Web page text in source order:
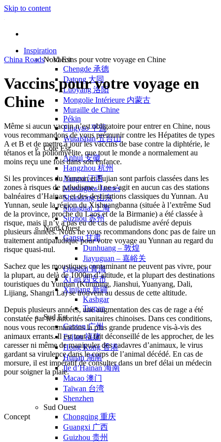
Skip to content
Inspiration
Nord Est
Chengde 承德
Datong 大同
Luoyang 洛阳
Mongolie Intérieure 内蒙古
Muraille de Chine
Pékin
Pingyao 平遥
Wutaishan 五台山
Côte Est
Anhui 安徽
Hangzhou 杭州
Jiangxi 江西
Montagnes Jaunes
Shandong 山东
Shanghai 上海
Suzhou 苏州
Nord Ouest
Gansu 甘肃
Dunhuang – 敦煌
Jiayuguan – 嘉峪关
Qinghai 青海
Xi’an 西安市
Xinjiang 新疆
Kashgar
Turpan
Sud Est
Canton 广州
Fujian 福建
Hong Kong 香港
Hunan 湖南
Ile d’Hainan 海南
Macao 澳门
Taïwan 台湾
Shenzhen
Sud Ouest
Chongqing 重庆
Guangxi 广西
Guizhou 贵州
China Roads > Vaccins pour votre voyage en Chine
Vaccins pour votre voyage en
Chine
Même si aucun vaccin n’est obligatoire pour entrer en Chine, nous
vous recommandons de vous prémunir contre les Hépatites de types
A et B et de mettre à jour les vaccins de base contre la diphtérie, le
tétanos et la poliomyélite, que tout le monde a normalement au
moins reçu une fois dans son enfance.
Si les provinces du Yunnan et Fujian sont parfois classées dans les
zones à risques de paludisme, il ne s’agit en aucun cas des stations
balnéaires d’Hainan, et des destinations classiques du Yunnan. Au
Yunnan, seule la région du Xishuangbanna (située à l’extrême Sud
de la province, proche du Laos et de la Birmanie) a été classée à
risque, mais il n’y a pas eu de cas de paludisme avéré depuis
plusieurs années. Nous ne vous recommandons donc pas de faire un
traitement antipaludique pour votre voyage au Yunnan au regard du
risque quasi-nul.
Sachez que les moustiques contaminant ne peuvent pas vivre, pour
la plupart, au delà de 1000m d’altitude, et la plupart des destinations
touristiques du Yunnan (Kunming, Jianshui, Yuanyang, Dali,
Lijiang, Shangri La) se trouvent au dessus de cette altitude.
Depuis plusieurs années, une augmentation des cas de rage a été
constatée par les autorités sanitaires chinoises. Dans ces conditions,
nous vous recommandons la plus grande prudence vis-à-vis des
animaux errants. Il est tout à fait déconseillé de les approcher, de les
caresser ni même de manipuler des cadavres d’animaux, le virus
gardant sa virulence dans le corps de l’animal décédé. En cas de
morsure, il est impératif de consulter dans un bref délai un médecin
pour soigner la plaie.
Concept